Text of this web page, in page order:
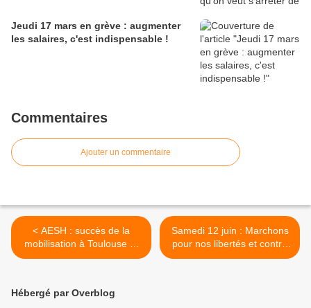
Jeudi 17 mars en grève : augmenter
les salaires, c'est indispensable !
Commentaires
Ajouter un commentaire
< AESH : succès de la
mobilisation à Toulouse et
en France ! Il faut amplifier
Samedi 12 juin : Marchons
pour nos libertés et contre
les idées d’extrême-droite.
Hébergé par Overblog